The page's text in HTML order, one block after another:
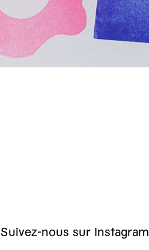
Suivez-nous sur Instagram